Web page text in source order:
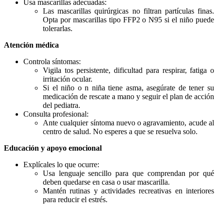
Usa mascarillas adecuadas:
Las mascarillas quirúrgicas no filtran partículas finas.
Opta por mascarillas tipo FFP2 o N95 si el niño puede
tolerarlas.
Atención médica
Controla síntomas:
Vigila tos persistente, dificultad para respirar, fatiga o
irritación ocular.
Si el niño o n niña tiene asma, asegúrate de tener su
medicación de rescate a mano y seguir el plan de acción
del pediatra.
Consulta profesional:
Ante cualquier síntoma nuevo o agravamiento, acude al
centro de salud. No esperes a que se resuelva solo.
Educación y apoyo emocional
Explícales lo que ocurre:
Usa lenguaje sencillo para que comprendan por qué
deben quedarse en casa o usar mascarilla.
Mantén rutinas y actividades recreativas en interiores
para reducir el estrés.